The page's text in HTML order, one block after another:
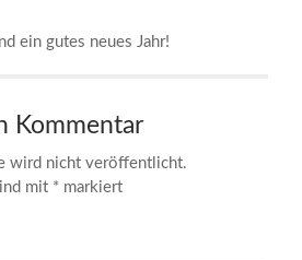
ein gutes neues Jahr!
Kommentar
wird nicht veröffentlicht.
mit * markiert